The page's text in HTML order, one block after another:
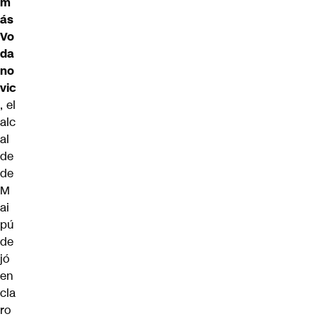
ás
Vo
da
no
vic
, el
alc
al
de
de
M
ai
pú
de
jó
en
cla
ro